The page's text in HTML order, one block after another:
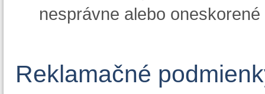
nesprávne alebo
Reklamačné